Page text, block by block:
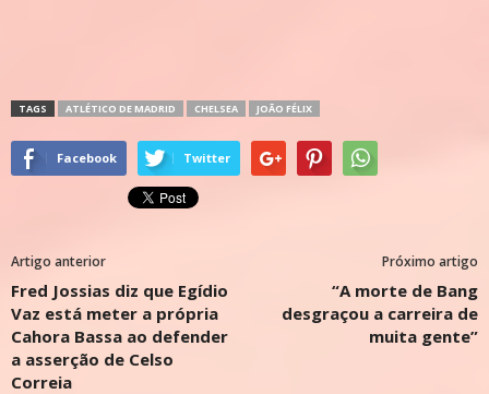
TAGS ATLÉTICO DE MADRID CHELSEA JOÃO FÉLIX
Facebook Twitter
Artigo anterior
Fred Jossias diz que Egídio
Vaz está meter a própria
Cahora Bassa ao defender
a asserção de Celso
Correia
Próximo artigo
“A morte de Bang
desgraçou a carreira de
muita gente”